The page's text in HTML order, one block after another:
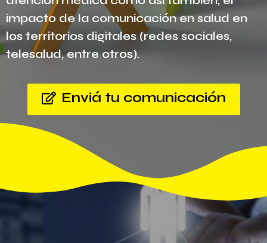
impacto de la comunicación en salud en
los territorios digitales (redes sociales,
telesalud, entre otros).
Enviá tu comunicación